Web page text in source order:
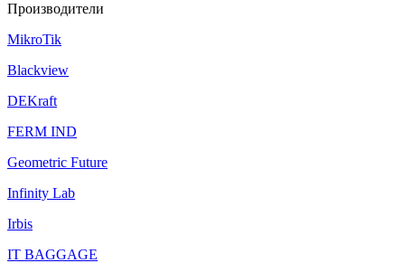
Производители
MikroTik
Blackview
DEKraft
FERM IND
Geometric Future
Infinity Lab
Irbis
IT BAGGAGE